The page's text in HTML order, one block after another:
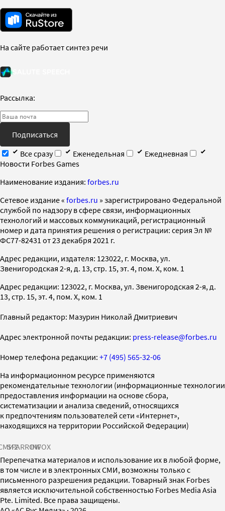
На сайте работает синтез речи
Рассылка:
Подписаться
Все сразу
Еженедельная
Ежедневная
Новости Forbes Games
Наименование издания: forbes.ru
Cетевое издание « forbes.ru » зарегистрировано Федеральной
службой по надзору в сфере связи, информационных
технологий и массовых коммуникаций, регистрационный
номер и дата принятия решения о регистрации: серия Эл №
ФС77-82431 от 23 декабря 2021 г.
Адрес редакции, издателя: 123022, г. Москва, ул.
Звенигородская 2-я, д. 13, стр. 15, эт. 4, пом. X, ком. 1
Адрес редакции: 123022, г. Москва, ул. Звенигородская 2-я, д.
13, стр. 15, эт. 4, пом. X, ком. 1
Главный редактор: Мазурин Николай Дмитриевич
Адрес электронной почты редакции: press-release@forbes.ru
Номер телефона редакции: +7 (495) 565-32-06
На информационном ресурсе применяются
рекомендательные технологии (информационные технологии
предоставления информации на основе сбора,
систематизации и анализа сведений, относящихся
к предпочтениям пользователей сети «Интернет»,
находящихся на территории Российской Федерации)
SPARROWINFOX
Перепечатка материалов и использование их в любой форме,
в том числе и в электронных СМИ, возможны только с
письменного разрешения редакции. Товарный знак Forbes
является исключительной собственностью Forbes Media Asia
Pte. Limited. Все права защищены.